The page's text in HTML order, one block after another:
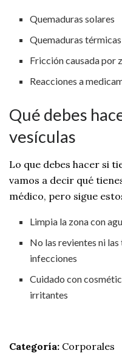
Quemaduras solares
Quemaduras térmicas
Fricción causada por
Reacciones a
Qué debes
vesículas
Lo que debes hacer si
vamos a decir qué
médico, pero sigue
Limpia la zona con
No las revientes ni
infecciones
Cuidado con
irritantes
Categoría: Corporales